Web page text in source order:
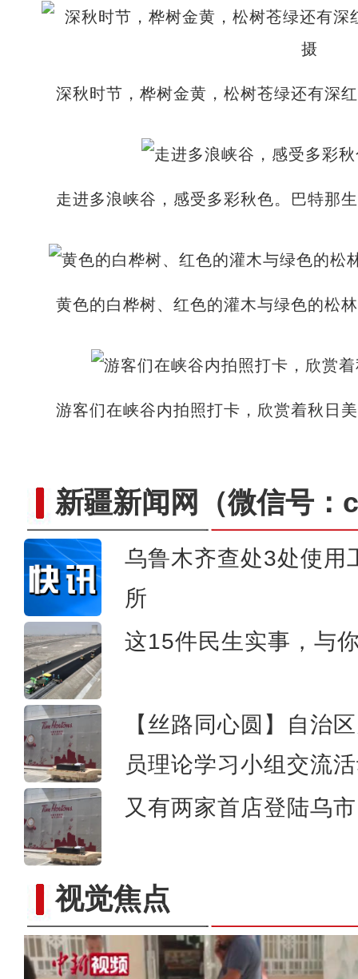
深秋时节，桦树金黄，松树苍绿还有深
走进多浪峡谷，感受多彩秋色。巴特那
黄色的白桦树、红色的灌木与绿色的松
游客们在峡谷内拍照打卡，欣赏着秋日
新疆新闻网 （微信号
乌鲁木齐查处3处使用
所
这15件民生实事，与
【丝路同心圆】自治
员理论学习小组交流
又有两家首店登陆乌
视觉焦点新疆库车现代农业科创中心